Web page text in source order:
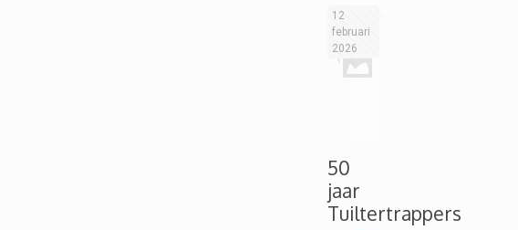
12
februari
2026
50
jaar
Tuiltertrappers